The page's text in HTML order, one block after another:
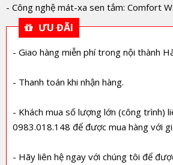
- Công nghệ mát-xa sen tắm: Comfort
ƯU ĐÃI
- Giao hàng miễn phí trong nội thành
- Thanh toán khi nhận hàng.
- Khách mua số lượng lớn (công trình)
0983.018.148 để được mua hàng với
- Hãy liên hệ ngay với chúng tôi để